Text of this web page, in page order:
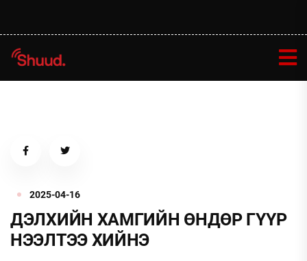
2025-04-16
ДЭЛХИЙН ХАМГИЙН ӨНДӨР ГҮҮР
НЭЭЛТЭЭ ХИЙНЭ